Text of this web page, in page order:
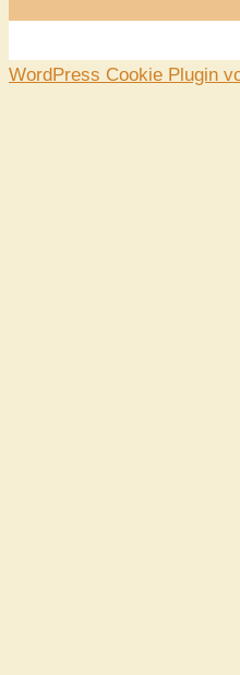
WordPress Cookie Plugin